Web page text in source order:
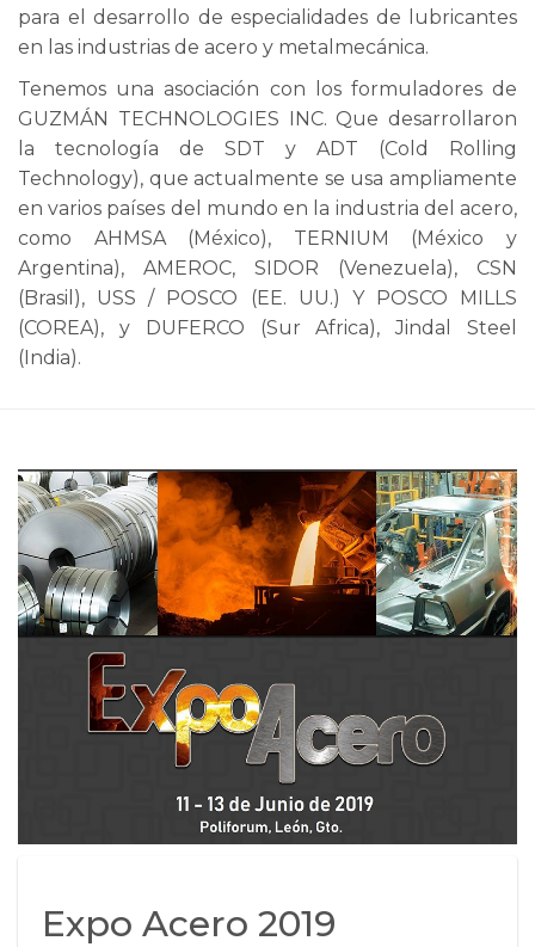
para el desarrollo de especialidades de lubricantes
en las industrias de acero y metalmecánica.
Tenemos una asociación con los formuladores de
GUZMÁN TECHNOLOGIES INC. Que desarrollaron
la tecnología de SDT y ADT (Cold Rolling
Technology), que actualmente se usa ampliamente
en varios países del mundo en la industria del acero,
como AHMSA (México), TERNIUM (México y
Argentina), AMEROC, SIDOR (Venezuela), CSN
(Brasil), USS / POSCO (EE. UU.) Y POSCO MILLS
(COREA), y DUFERCO (Sur Africa), Jindal Steel
(India).
Expo Acero 2019